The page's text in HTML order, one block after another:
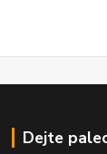
Dejte